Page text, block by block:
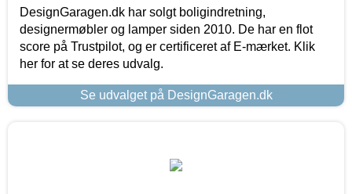
DesignGaragen.dk har solgt boligindretning,
designermøbler og lamper siden 2010. De har en flot
score på Trustpilot, og er certificeret af E-mærket. Klik
her for at se deres udvalg.
Se udvalget på DesignGaragen.dk